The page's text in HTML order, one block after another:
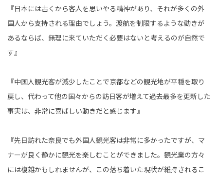
『日本には古くから客人を思いやる精神があり、それが多くの外
国人から支持される理由でしょう。渡航を制限するような動きが
あるならば、無理に来ていただく必要はないと考えるのが自然で
す』
『中国人観光客が減少したことで京都などの観光地が平穏を取り
戻し、代わって他の国々からの訪日客が増えて過去最多を更新した
事実は、非常に喜ばしい動きだと感じます』
『先日訪れた奈良でも外国人観光客は非常に多かったですが、マ
ナーが良く静かに観光を楽しむことができました。観光業の方々
には複雑かもしれませんが、この落ち着いた現状が維持されるこ